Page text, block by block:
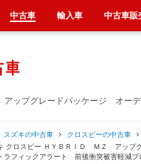
ップグレードパッケージ オーデ
スズキの中古車 クロスビーの中古車
クロスビー ＨＹＢＲＩＤ ＭＺ アップ
ラフィックアラート 前後衝突被害軽減
中古車 輸入車 中古車販